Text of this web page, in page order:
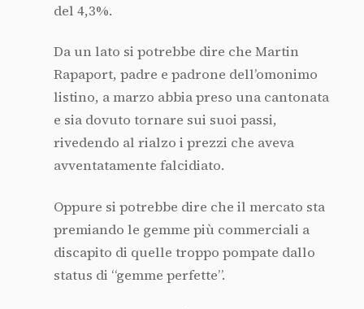
del 4,3%.
Da un lato si potrebbe dire che Martin
Rapaport, padre e padrone dell’omonimo
listino, a marzo abbia preso una cantonata
e sia dovuto tornare sui suoi passi,
rivedendo al rialzo i prezzi che aveva
avventatamente falcidiato.
Oppure si potrebbe dire che il mercato sta
premiando le gemme più commerciali a
discapito di quelle troppo pompate dallo
status di “gemme perfette”.